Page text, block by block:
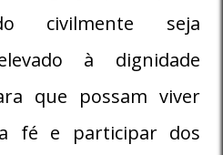
civilmente seja
à dignidade
que possam viver
fé e participar dos